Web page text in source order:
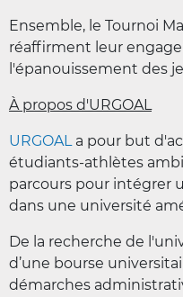
Ensemble, le Tournoi
réaffirment leur
l'épanouissement des
À propos d'URGOAL
URGOALa pour but
étudiants-athlètes
parcours pour intégrer
dans une université
De la recherche de
d’une bourse
démarches